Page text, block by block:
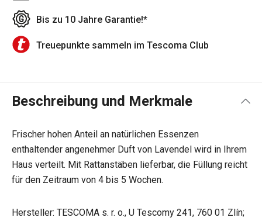
Bis zu 10 Jahre Garantie!*
Treuepunkte sammeln im Tescoma Club
Beschreibung und Merkmale
Frischer hohen Anteil an natürlichen Essenzen
enthaltender angenehmer Duft von Lavendel wird in Ihrem
Haus verteilt. Mit Rattanstäben lieferbar, die Füllung reicht
für den Zeitraum von 4 bis 5 Wochen.
Hersteller: TESCOMA s. r. o., U Tescomy 241, 760 01 Zlín;